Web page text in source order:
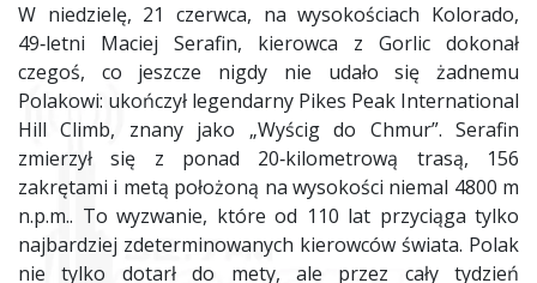
W niedzielę, 21 czerwca, na wysokościach Kolorado,
49‑letni Maciej Serafin, kierowca z Gorlic dokonał
czegoś, co jeszcze nigdy nie udało się żadnemu
Polakowi: ukończył legendarny Pikes Peak International
Hill Climb, znany jako „Wyścig do Chmur”. Serafin
zmierzył się z ponad 20‑kilometrową trasą, 156
zakrętami i metą położoną na wysokości niemal 4800 m
n.p.m.. To wyzwanie, które od 110 lat przyciąga tylko
najbardziej zdeterminowanych kierowców świata. Polak
nie tylko dotarł do mety, ale przez cały tydzień